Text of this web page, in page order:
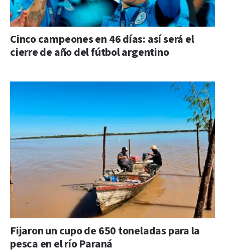
Cinco campeones en 46 días: así será el
cierre de año del fútbol argentino
Fijaron un cupo de 650 toneladas para la
pesca en el río Paraná